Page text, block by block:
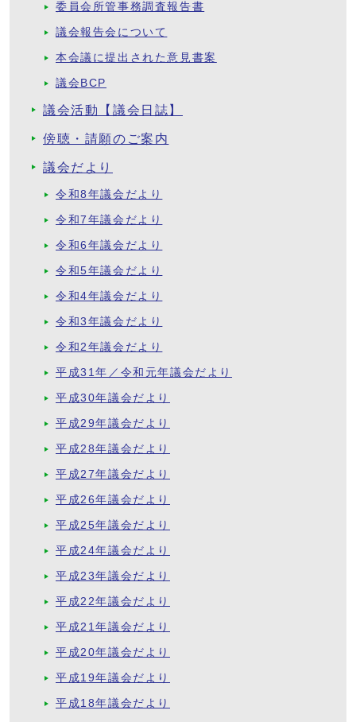
委員会所管事務調査報告書
議会報告会について
本会議に提出された意見書案
議会BCP
議会活動【議会日誌】
傍聴・請願のご案内
議会だより
令和8年議会だより
令和7年議会だより
令和6年議会だより
令和5年議会だより
令和4年議会だより
令和3年議会だより
令和2年議会だより
平成31年／令和元年議会だより
平成30年議会だより
平成29年議会だより
平成28年議会だより
平成27年議会だより
平成26年議会だより
平成25年議会だより
平成24年議会だより
平成23年議会だより
平成22年議会だより
平成21年議会だより
平成20年議会だより
平成19年議会だより
平成18年議会だより